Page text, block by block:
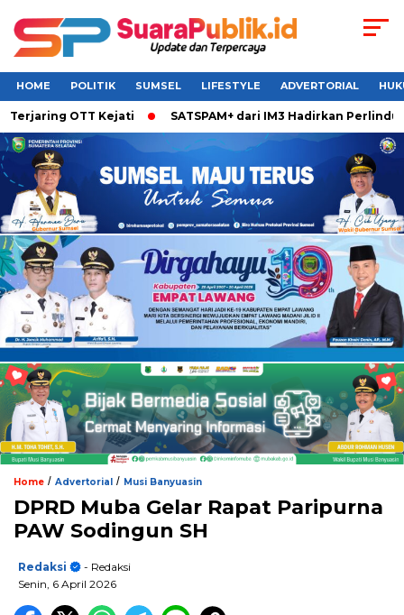
HOME POLITIK SUMSEL LIFESTYLE ADVERTORIAL
OTT Kejati SATSPAM+ dari IM3 Hadirkan
Home / Advertorial / Musi Banyuasin
DPRD Muba Gelar Rapat Paripurna
PAW Sodingun SH
Redaksi
- Redaksi
Senin, 6 April 2026